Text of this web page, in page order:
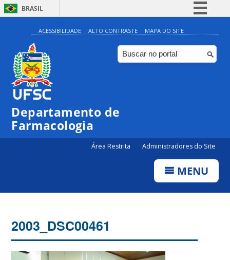
BRASIL
Simplifique!
Comunica BR
Participe
ACESSIBILIDADE ALTO CONTRASTE MAPA DO SITE
Departamento de
Farmacologia
Área Restrita Administradores do Site
MENU
2003_DSC00461